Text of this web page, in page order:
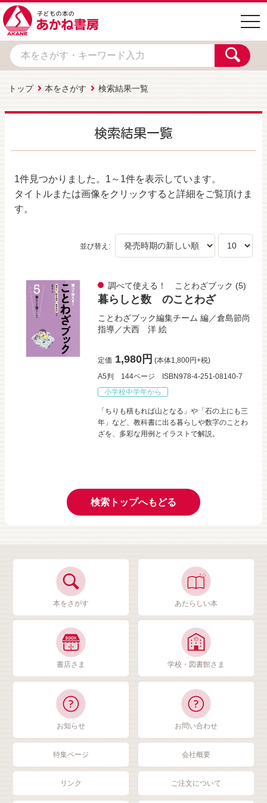
トップ 本をさがす 検索結果一覧
検索結果一覧
1件見つかりました。 1～1件を表示しています。
タイトルまたは画像をクリックすると詳細をご覧頂けま
す。
並び替え:
調べて使える！ ことわざブック (5)
暮らしと数 のことわざ
ことわざブック編集チーム 編／倉島節尚
指導／大西 洋 絵
定価 1,980円 (本体1,800円+税)
A5判
144ページ
ISBN978-4-251-08140-7
小学校中学年から
「ちりも積もれば山となる」や「石の上にも三
年」など、教科書に出る暮らしや数字のことわ
ざを、多彩な用例とイラストで解説。
検索トップへもどる
本をさがす あたらしい本
書店さま 学校・図書館さま
お知らせ お問い合わせ
特集ページ 会社概要
リンク ご注文について